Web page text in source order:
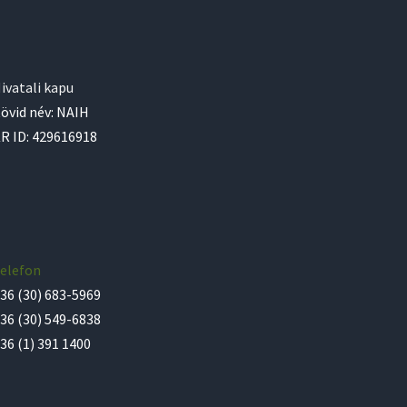
kapu
név: NAIH
ID: 429616918
(30) 683-5969
(30) 549-6838
(1) 391 1400